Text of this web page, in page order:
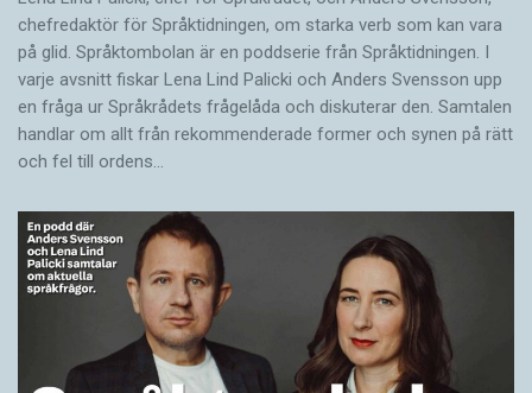
chefredaktör för Språktidningen, om starka verb som kan vara
på glid. Språktombolan är en poddserie från Språktidningen. I
varje avsnitt fiskar Lena Lind Palicki och Anders Svensson upp
en fråga ur Språkrådets frågelåda och diskuterar den. Samtalen
handlar om allt från rekommenderade former och synen på rätt
och fel till ordens…